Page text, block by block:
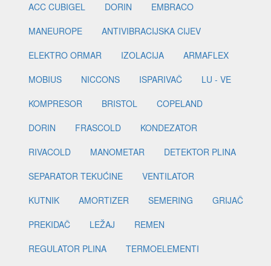
ACC CUBIGEL
DORIN
EMBRACO
MANEUROPE
ANTIVIBRACIJSKA CIJEV
ELEKTRO ORMAR
IZOLACIJA
ARMAFLEX
MOBIUS
NICCONS ISPARIVAČ
LU - VE
KOMPRESOR
BRISTOL
COPELAND
DORIN
FRASCOLD
KONDEZATOR
RIVACOLD
MANOMETAR
DETEKTOR PLINA
SEPARATOR TEKUĆINE
VENTILATOR
KUTNIK
AMORTIZER SEMERING
GRIJAČ
PREKIDAČ
LEŽAJ
REMEN
REGULATOR PLINA
TERMOELEMENTI